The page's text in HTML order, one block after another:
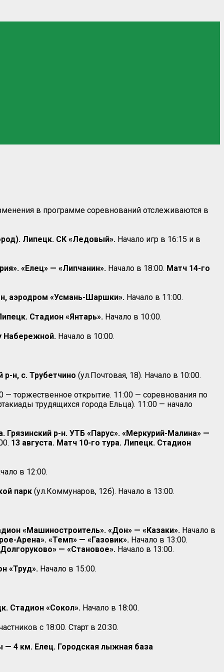
в программе соревнований отслеживаются в
Липецк. СК «Ледовый». Начало игр в 16:15 и в
«Елец» — «Липчанин». Начало в 18:00. Матч 14-го
аэродром «Усмань-Шаршки». Начало в 11:00.
Стадион «Янтарь». Начало в 10:00.
Набережной. Начало в 10:00.
н, с. Трубетчино (ул.Почтовая, 18). Начало в 10:00.
— торжественное открытие. 11:00 — соревнования по
трудящихся города Ельца). 11:00 — начало
р-н. УТБ «Парус». «Меркурий-Малина» —
13 августа. Матч 10-го тура. Липецк. Стадион
в 12:00.
парк (ул.Коммунаров, 12б). Начало в 13:00.
«Машиностроитель». «Дон» — «Казаки». Начало в
Арена». «Темп» — «Газовик». Начало в 13:00.
— «Становое». Начало в 13:00.
«Труд». Начало в 15:00.
Стадион «Сокол». Начало в 18:00.
с 18:00. Старт в 20:30.
4 км. Елец. Городская лыжная база